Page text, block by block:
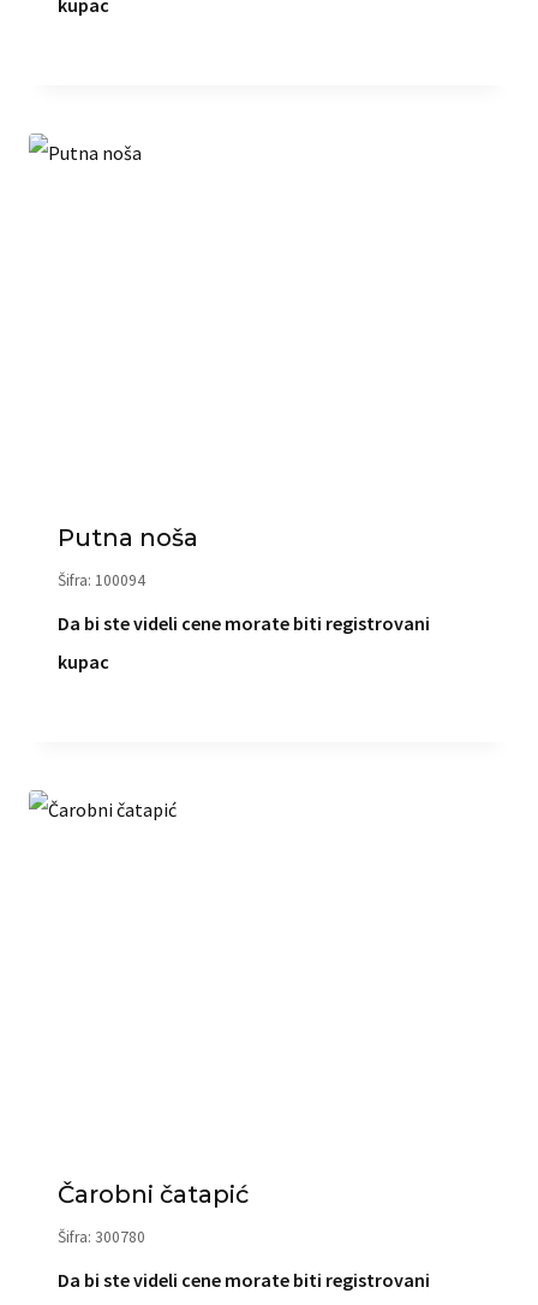
Putna noša
Šifra: 100094
Da bi ste videli cene morate biti registrovani
kupac
Čarobni čatapić
Šifra: 300780
Da bi ste videli cene morate biti registrovani